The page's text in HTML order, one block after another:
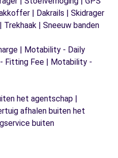
| Dakrails | Skidrager
| Sneeuw banden
| Motability - Daily
Fitting Fee | Motability -
het agentschap |
afhalen buiten het
buiten